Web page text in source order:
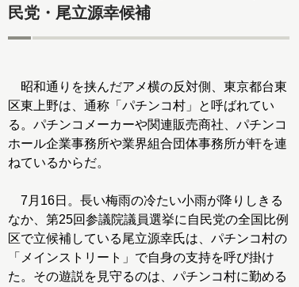
民党・尾立源幸候補
昭和通りを挟んだアメ横の反対側、東京都台東
区東上野は、通称「パチンコ村」と呼ばれてい
る。パチンコメーカーや関連販売商社、パチンコ
ホール企業事務所や業界組合団体事務所が軒を連
ねているからだ。
7月16日。長い梅雨の冷たい小雨が降りしきる
なか、第25回参議院議員選挙に自民党の全国比例
区で立候補している尾立源幸氏は、パチンコ村の
「メインストリート」で自身の支持を呼び掛け
た。その遊説を見守るのは、パチンコ村に勤める